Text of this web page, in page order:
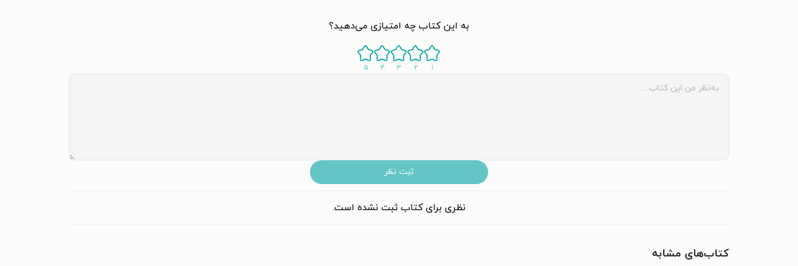
به این کتاب چه امتیازی می‌دهید؟
۱ ۲ ۳ ۴ ۵
ثبت نظر
نظری برای کتاب ثبت نشده است.
کتاب‌های مشابه